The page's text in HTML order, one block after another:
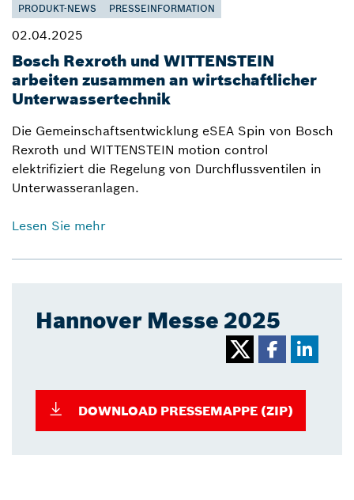
PRODUKT-NEWS PRESSEINFORMATION
02.04.2025
Bosch Rexroth und WITTENSTEIN
arbeiten zusammen an wirtschaftlicher
Unterwassertechnik
Die Gemeinschaftsentwicklung eSEA Spin von Bosch
Rexroth und WITTENSTEIN motion control
elektrifiziert die Regelung von Durchflussventilen in
Unterwasseranlagen.
Lesen Sie mehr
Hannover Messe 2025
DOWNLOAD PRESSEMAPPE (ZIP)